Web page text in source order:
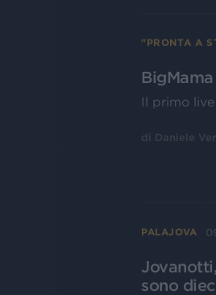
"PRONTA A
Il primo
di Daniele
PALAJOVA
sono